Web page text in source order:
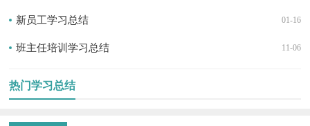
01-16
新员工学习总结
11-06
班主任培训学习总结
热门学习总结